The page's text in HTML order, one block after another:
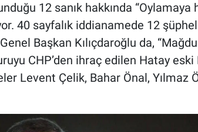
12 sanık hakkında “Oylamaya
40 sayfalık iddianamede 12
Başkan Kılıçdaroğlu da,
CHP’den ihraç edilen Hatay eski
Levent Çelik, Bahar Önal, Yılmaz